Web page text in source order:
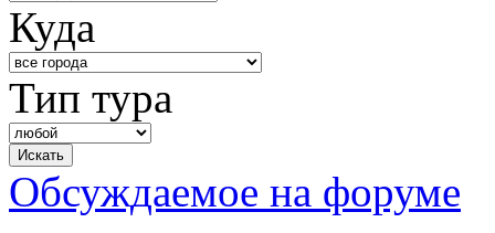
Куда
Тип тура
Обсуждаемое на форуме